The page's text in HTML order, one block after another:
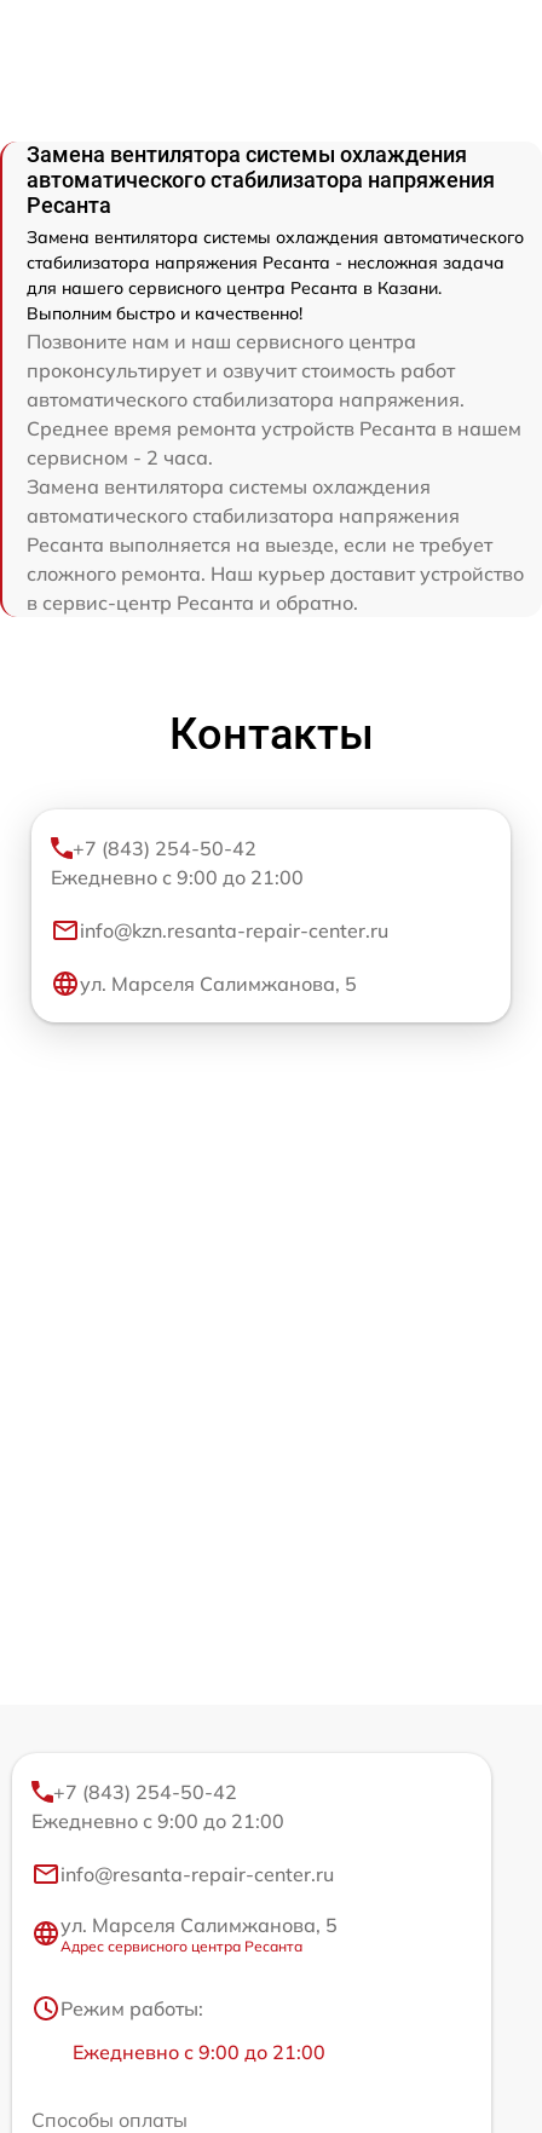
Замена вентилятора системы охлаждения
автоматического стабилизатора напряжения
Ресанта
Замена вентилятора системы охлаждения автоматического
стабилизатора напряжения Ресанта - несложная задача
для нашего сервисного центра Ресанта в Казани.
Выполним быстро и качественно!
Позвоните нам и наш сервисного центра
проконсультирует и озвучит стоимость работ
автоматического стабилизатора напряжения.
Среднее время ремонта устройств Ресанта в нашем
сервисном - 2 часа.
Замена вентилятора системы охлаждения
автоматического стабилизатора напряжения
Ресанта выполняется на выезде, если не требует
сложного ремонта. Наш курьер доставит устройство
в сервис-центр Ресанта и обратно.
Контакты
+7 (843) 254-50-42
Ежедневно с 9:00 до 21:00
info@kzn.resanta-repair-center.ru
ул. Марселя Салимжанова, 5
+7 (843) 254-50-42
Ежедневно с 9:00 до 21:00
info@resanta-repair-center.ru
ул. Марселя Салимжанова, 5
Адрес сервисного центра Ресанта
Режим работы:
Ежедневно с 9:00 до 21:00
Способы оплаты